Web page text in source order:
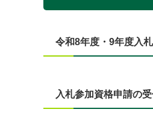
令和8年度・9年度入
入札参加資格申請の